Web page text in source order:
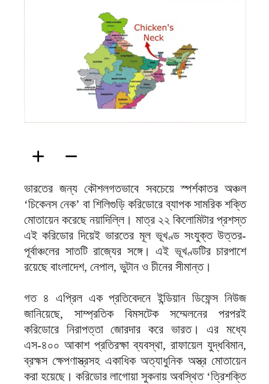
ভারতের জন্য কৌশলগতভাবে সবচেয়ে স্পর্শকাতর অঞ্চল
‘চিকেনস নেক’ বা শিলিগুড়ি করিডোরে ব্যাপক সামরিক শক্তি
মোতায়েন করেছে নয়াদিল্লি। মাত্র ২২ কিলোমিটার প্রশস্ত
এই করিডোর দিয়েই ভারতের মূল ভূখণ্ড সংযুক্ত উত্তর-
পূর্বাঞ্চলের সাতটি রাজ্যের সঙ্গে। এই ভূখণ্ডটির চারপাশে
রয়েছে বাংলাদেশ, নেপাল, ভুটান ও চীনের সীমান্ত।
গত ৪ এপ্রিল এক প্রতিবেদনে ইন্ডিয়ান ডিফেন্স নিউজ
জানিয়েছে, সাম্প্রতিক বিমসটেক সম্মেলনের পরপরই
করিডোরে নিরাপত্তা জোরদার করে ভারত। এর মধ্যে
এস-৪০০ আকাশ প্রতিরক্ষা ব্যবস্থা, রাফায়েল যুদ্ধবিমান,
ব্রহ্মস ক্ষেপণাস্ত্রসহ একাধিক অত্যাধুনিক অস্ত্র মোতায়েন
করা হয়েছে। করিডোর লাগোয়া সুকনায় অবস্থিত ‘ত্রিশক্তি